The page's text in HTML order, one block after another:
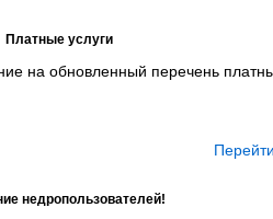
Платные услуги
на обновленный перечень платных
недропользователей!